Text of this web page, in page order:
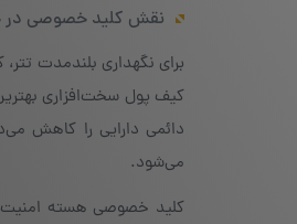
نقش کلید خصوصی در
برای نگهداری بلندمدت
کیف پول سخت‌افزاری
دائمی دارایی را کاهش
می‌شود.
کلید خصوصی هسته امنیت